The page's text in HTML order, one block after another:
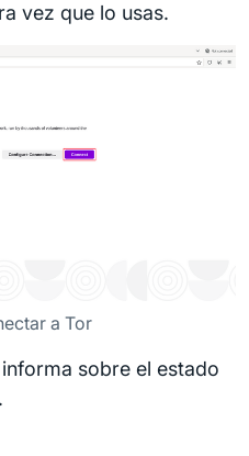
vez que lo usas.
a Tor
sobre el estado